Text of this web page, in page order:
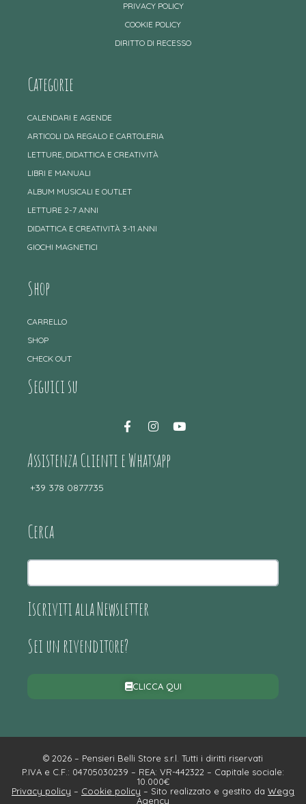
PRIVACY POLICY
COOKIE POLICY
DIRITTO DI RECESSO
Categorie
CALENDARI E AGENDE
ARTICOLI DA REGALO E CARTOLERIA
LETTURE, DIDATTICA E CREATIVITÀ
LIBRI E MANUALI
ALBUM MUSICALI E OUTLET
LETTURE 2-7 ANNI
DIDATTICA E CREATIVITÀ 3-11 ANNI
GIOCHI MAGNETICI
Shop
CARRELLO
SHOP
CHECK OUT
Seguici su
Assistenza Clienti e Whatsapp
+39 378 0877735
Cerca
Iscriviti alla Newsletter
Sei un rivenditore?
CLICCA QUI
© 2026 – Pensieri Belli Store s.r.l. Tutti i diritti riservati
P.IVA e C.F.: 04705030239 – REA: VR-442322 – Capitale sociale:
10.000€
Privacy policy – Cookie policy – Sito realizzato e gestito da Wegg
Agency